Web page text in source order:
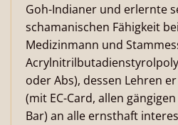
Goh-Indianer und erlernte
schamanischen Fähigkeit
Medizinmann und
oder Abs), dessen Lehren
(mit EC-Card, allen
Bar) an alle ernsthaft